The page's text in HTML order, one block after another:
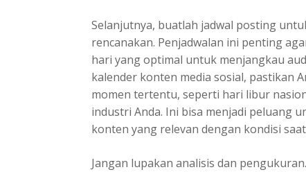
Selanjutnya, buatlah jadwal posting
rencanakan. Penjadwalan ini penting
hari yang optimal untuk menjangkau
kalender konten media sosial, pastikan
momen tertentu, seperti hari libur
industri Anda. Ini bisa menjadi peluang
konten yang relevan dengan kondisi
Jangan lupakan analisis dan